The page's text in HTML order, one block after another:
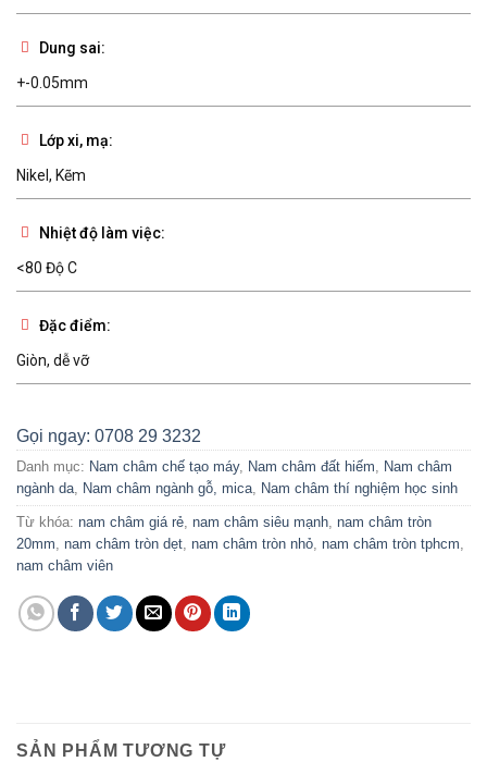
Dung sai:
+-0.05mm
Lớp xi, mạ:
Nikel, Kẽm
Nhiệt độ làm việc:
<80 Độ C
Đặc điểm:
Giòn, dễ vỡ
Gọi ngay: 0708 29 3232
Danh mục: Nam châm chế tạo máy, Nam châm đất hiếm
Nam châm
ngành da Nam châm ngành gỗ, mica Nam châm thí nghiệm học sinh
Từ khóa: nam châm giá rẻ nam châm siêu mạnh nam châm tròn
20mm nam châm tròn dẹt nam châm tròn nhỏ nam châm tròn tphcm
nam châm viên
SẢN PHẨM TƯƠNG TỰ